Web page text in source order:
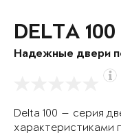
DELTA 100
Надежные двери
Delta 100 — серия
характеристиками